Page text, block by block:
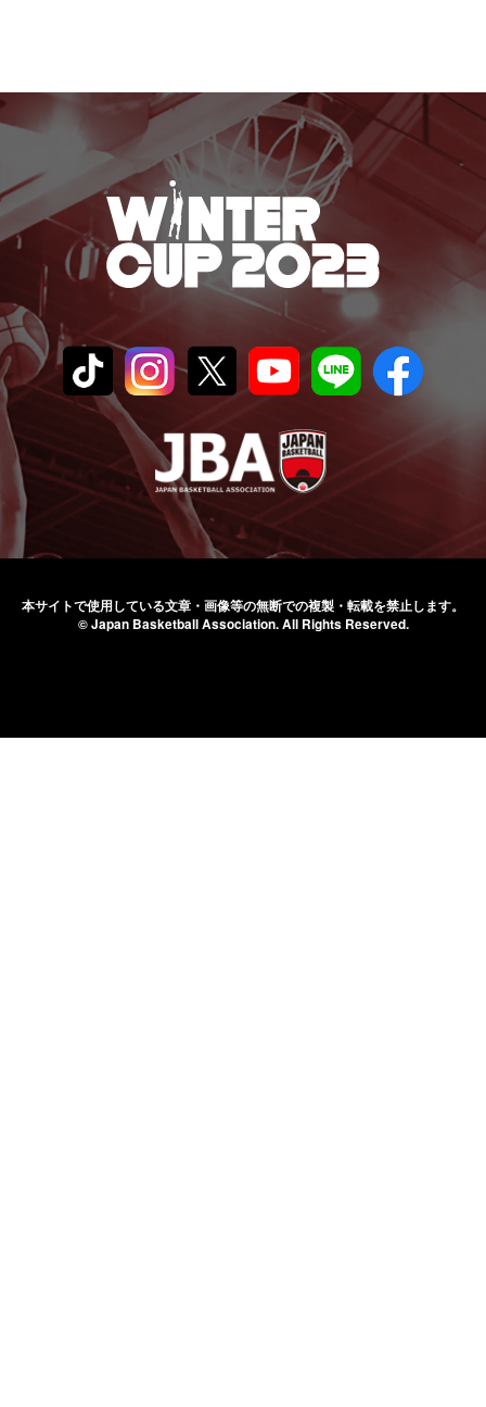
本サイトで使用している文章・画像等の無断での複製・転載を禁止します。
© Japan Basketball Association.All Rights Reserved.